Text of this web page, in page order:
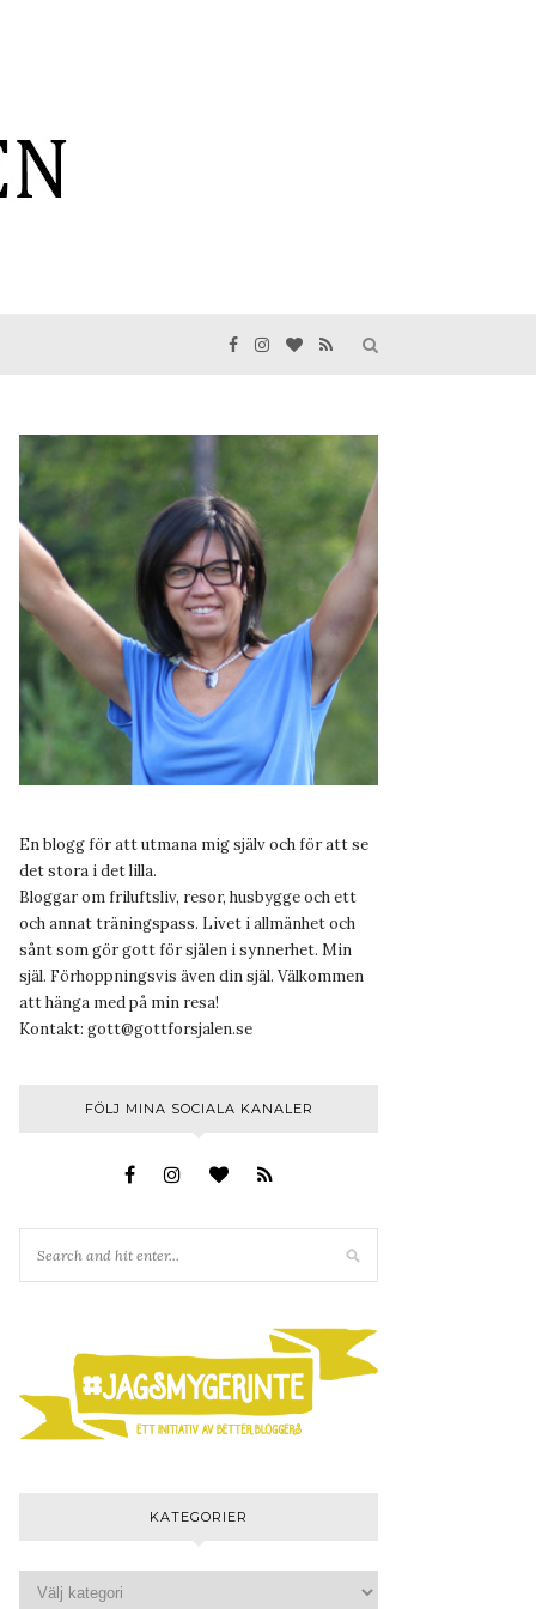
En blogg för att utmana mig själv och för att se
det stora i det lilla.
Bloggar om friluftsliv, resor, husbygge och ett
och annat träningspass. Livet i allmänhet och
sånt som gör gott för själen i synnerhet. Min
själ. Förhoppningsvis även din själ. Välkommen
att hänga med på min resa!
Kontakt: gott@gottforsjalen.se
FÖLJ MINA SOCIALA KANALER
KATEGORIER